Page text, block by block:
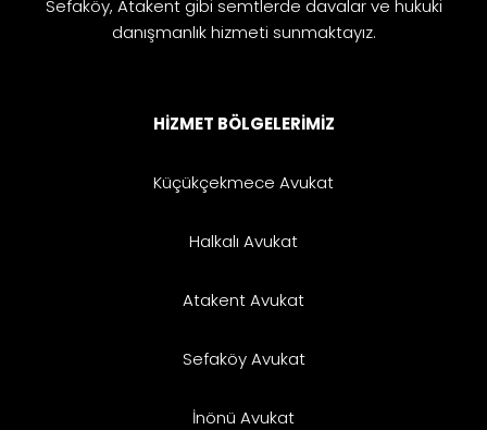
Sefaköy, Atakent gibi semtlerde davalar ve hukuki
danışmanlık hizmeti sunmaktayız.
HİZMET BÖLGELERİMİZ
Küçükçekmece Avukat
Halkalı Avukat
Atakent Avukat
Sefaköy Avukat
İnönü Avukat